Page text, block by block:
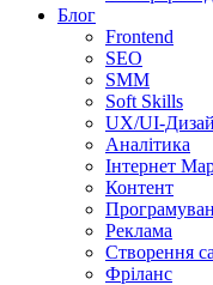
Блог
Frontend
SEO
SMM
Soft Skills
UX/UI-
Аналітика
Інтернет
Контент
Реклама
Створення
Фріланс